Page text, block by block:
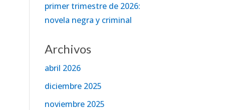
primer trimestre de 2026:
novela negra y criminal
Archivos
abril 2026
diciembre 2025
noviembre 2025